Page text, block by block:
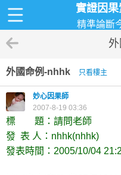
實證因
精準論斷
外國命例-nhhk 只看樓主
妙心因果師
2007-8-19 03:36
標 題：請問老師
發 表 人：nhhk(nhhk)
發表時間：2005/10/04